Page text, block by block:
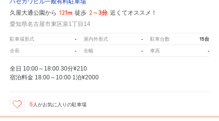
ハセガワビル一般有料駐車場
久屋大通公園から 121m 徒歩 2～3分 近くてオススメ！
愛知県名古屋市東区泉1丁目14
駐車場形式 - 屋内外形式 - 駐車台数 15台
全長 - 全幅 - 車高 -
全日 10:00～18:00 30分¥210
宿泊料金 18:00～10:00 1泊¥2000
6 人がお気に入りの駐車場